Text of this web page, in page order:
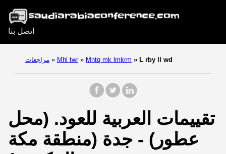
اتصل بنا
مراجعات » Mhl twr » Mntq mk lmkrm » L rby ll wd
تقييمات العربية للعود. (محل
عطور) - جدة (منطقة مكة